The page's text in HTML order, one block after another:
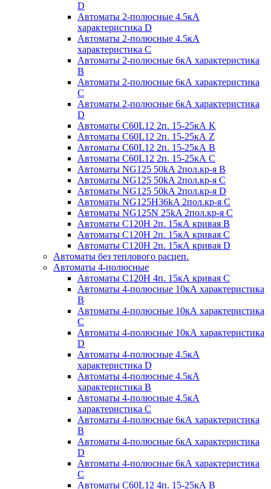
D
Автоматы 2-полюсные 4.5кА
характеристика D
Автоматы 2-полюсные 4.5кА
характеристика С
Автоматы 2-полюсные 6кА характеристика
B
Автоматы 2-полюсные 6кА характеристика
C
Автоматы 2-полюсные 6кА характеристика
D
Автоматы C60L12 2п. 15-25кА K
Автоматы C60L12 2п. 15-25кА Z
Автоматы C60L12 2п. 15-25кА B
Автоматы C60L12 2п. 15-25кА C
Автоматы NG125 50kA 2пол.кр-я B
Автоматы NG125 50kA 2пол.кр-я C
Автоматы NG125 50kA 2пол.кр-я D
Автоматы NG125H36kA 2пол.кр-я C
Автоматы NG125N 25kA 2пол.кр-я C
Автоматы С120H 2п. 15кА кривая B
Автоматы С120H 2п. 15кА кривая C
Автоматы С120H 2п. 15кА кривая D
Автоматы без теплового расцеп.
Автоматы 4-полюсные
Автоматы С120H 4п. 15кА кривая C
Автоматы 4-полюсные 10кА характеристика
B
Автоматы 4-полюсные 10кА характеристика
C
Автоматы 4-полюсные 10кА характеристика
D
Автоматы 4-полюсные 4.5кА
характеристика D
Автоматы 4-полюсные 4.5кА
характеристика В
Автоматы 4-полюсные 4.5кА
характеристика С
Автоматы 4-полюсные 6кА характеристика
B
Автоматы 4-полюсные 6кА характеристика
D
Автоматы 4-полюсные 6кА характеристика
С
Автоматы C60L12 4п. 15-25кА B